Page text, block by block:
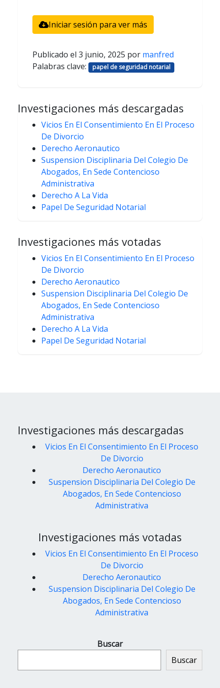
Iniciar sesión para ver más
Publicado el 3 junio, 2025 por manfred
Palabras clave:
papel de seguridad notarial
Investigaciones más descargadas
Vicios En El Consentimiento En El Proceso
De Divorcio
Derecho Aeronautico
Suspension Disciplinaria Del Colegio De
Abogados, En Sede Contencioso
Administrativa
Derecho A La Vida
Papel De Seguridad Notarial
Investigaciones más votadas
Vicios En El Consentimiento En El Proceso
De Divorcio
Derecho Aeronautico
Suspension Disciplinaria Del Colegio De
Abogados, En Sede Contencioso
Administrativa
Derecho A La Vida
Papel De Seguridad Notarial
Investigaciones más descargadas
Vicios En El Consentimiento En El Proceso
De Divorcio
Derecho Aeronautico
Suspension Disciplinaria Del Colegio De
Abogados, En Sede Contencioso
Administrativa
Investigaciones más votadas
Vicios En El Consentimiento En El Proceso
De Divorcio
Derecho Aeronautico
Suspension Disciplinaria Del Colegio De
Abogados, En Sede Contencioso
Administrativa
Buscar
Buscar